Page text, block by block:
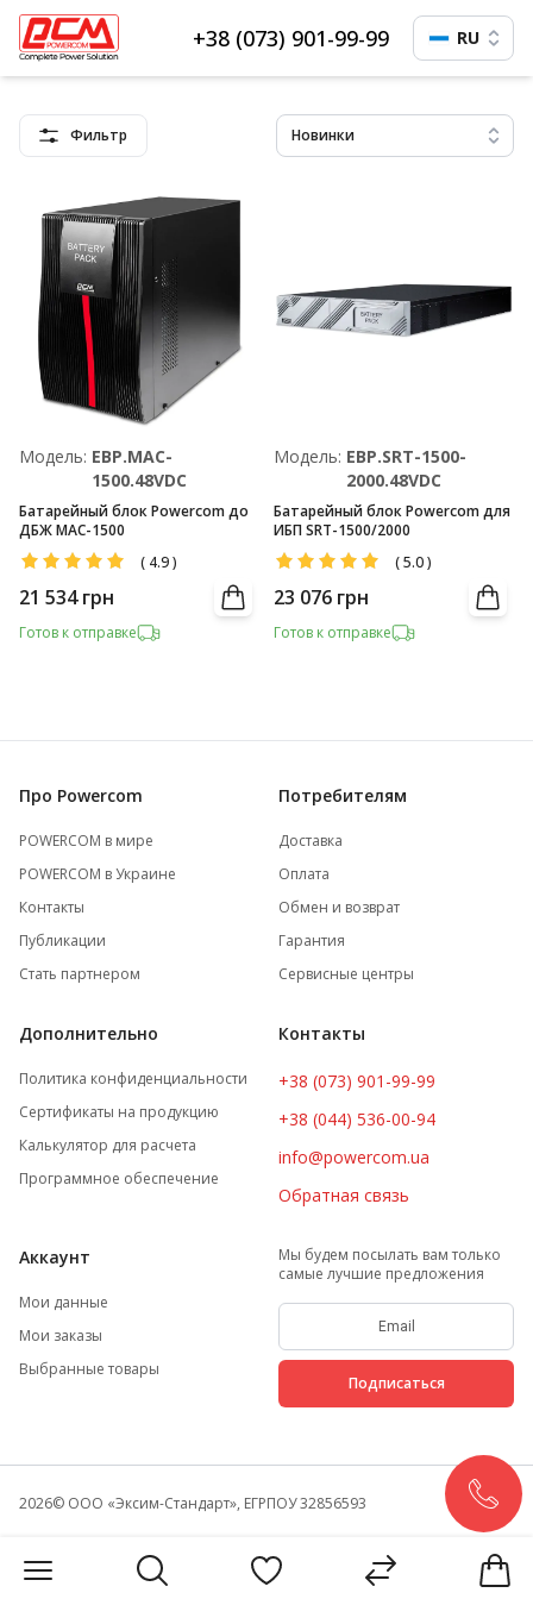
+38 (073) 901-99-99 RU
Фильтр Новинки
Модель: EBP.MAC-
1500.48VDC
Батарейный блок Powercom до
ДБЖ MAC-1500
( 4.9)
21 534 грн
Готов к отправке
Модель: EBP.SRT-1500-
2000.48VDC
Батарейный блок Powercom для
ИБП SRT-1500/2000
(5.0)
23 076 грн
Готов к отправке
Про Powercom
POWERCOM в мире
POWERCOM в Украине
Контакты
Публикации
Стать партнером
Потребителям
Доставка
Оплата
Обмен и возврат
Гарантия
Сервисные центры
Дополнительно
Политика конфиденциальности
Сертификаты на продукцию
Калькулятор для расчета
Программное обеспечение
Контакты
+38 (073) 901-99-99
+38 (044) 536-00-94
info@powercom.ua
Обратная связь
Аккаунт
Мои данные
Мои заказы
Выбранные товары
Мы будем посылать вам только
самые лучшие предложения
Подписаться
2026© ООО «Эксим-Стандарт», ЕГРПОУ 32856593